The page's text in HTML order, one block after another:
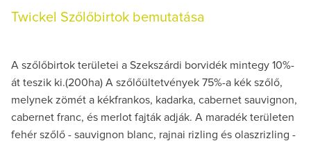
Twickel Szőlőbirtok bemutatása
A szőlőbirtok területei a Szekszárdi borvidék mintegy 10%-
át teszik ki.(200ha) A szőlőültetvények 75%-a kék szőlő,
melynek zömét a kékfrankos, kadarka, cabernet sauvignon,
cabernet franc, és merlot fajták adják. A maradék területen
fehér szőlő - sauvignon blanc, rajnai rizling és olaszrizling -